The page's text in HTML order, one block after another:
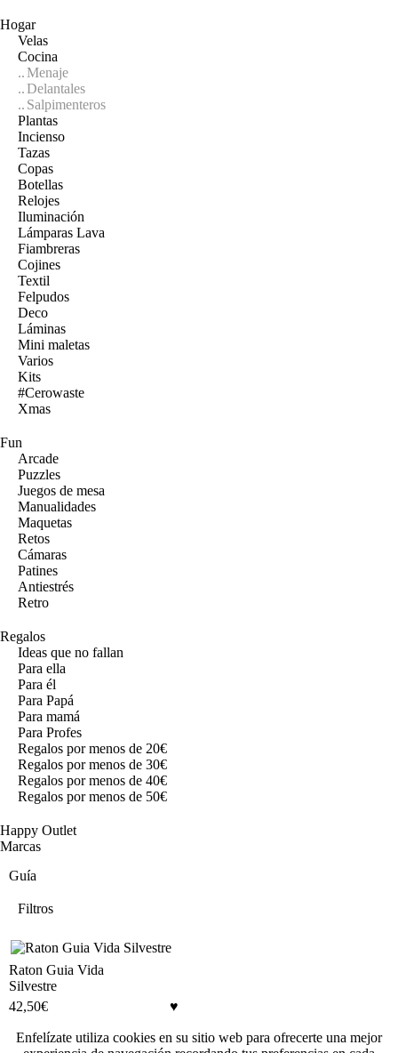
Hogar
Velas
Cocina
Menaje
Delantales
Salpimenteros
Plantas
Incienso
Tazas
Copas
Botellas
Relojes
Iluminación
Lámparas Lava
Fiambreras
Cojines
Textil
Felpudos
Deco
Láminas
Mini maletas
Varios
Kits
#Cerowaste
Xmas
Fun
Arcade
Puzzles
Juegos de mesa
Manualidades
Maquetas
Retos
Cámaras
Patines
Antiestrés
Retro
Regalos
Ideas que no fallan
Para ella
Para él
Para Papá
Para mamá
Para Profes
Regalos por menos de 20€
Regalos por menos de 30€
Regalos por menos de 40€
Regalos por menos de 50€
Happy Outlet
Marcas
Guía
Filtros
Raton Guia Vida
Silvestre
42,50€
Enfelízate utiliza cookies en su sitio web para ofrecerte una mejor